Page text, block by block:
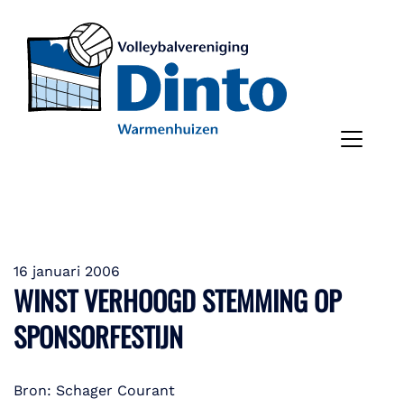
16 januari 2006
WINST VERHOOGD STEMMING OP
SPONSORFESTIJN
Bron: Schager Courant